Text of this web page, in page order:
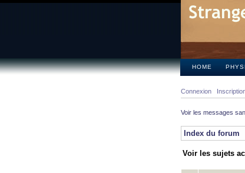
HOME
Connexion
Voir les messages
Index du forum
Voir les sujets